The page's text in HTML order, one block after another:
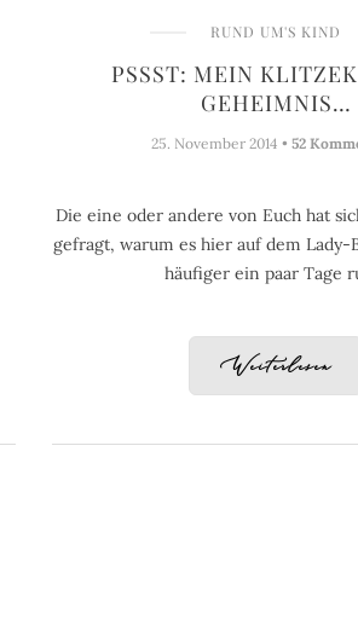
RUND UM'S KIND
PSSST: MEIN
GEHEIMNIS…
25. November 2014 • 52
Die eine oder andere von Euch hat
gefragt, warum es hier auf dem
häufiger ein paar Tage
Weiterlesen